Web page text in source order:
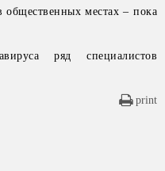
общественных местах – пока
ряд специалистов
print